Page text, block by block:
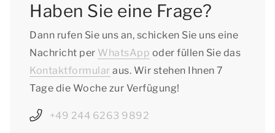
Haben Sie eine Frage?
Dann rufen Sie uns an, schicken Sie uns eine
Nachricht per WhatsApp oder füllen Sie das
Kontaktformular aus. Wir stehen Ihnen 7
Tage die Woche zur Verfügung!
+49 244 6263 9892